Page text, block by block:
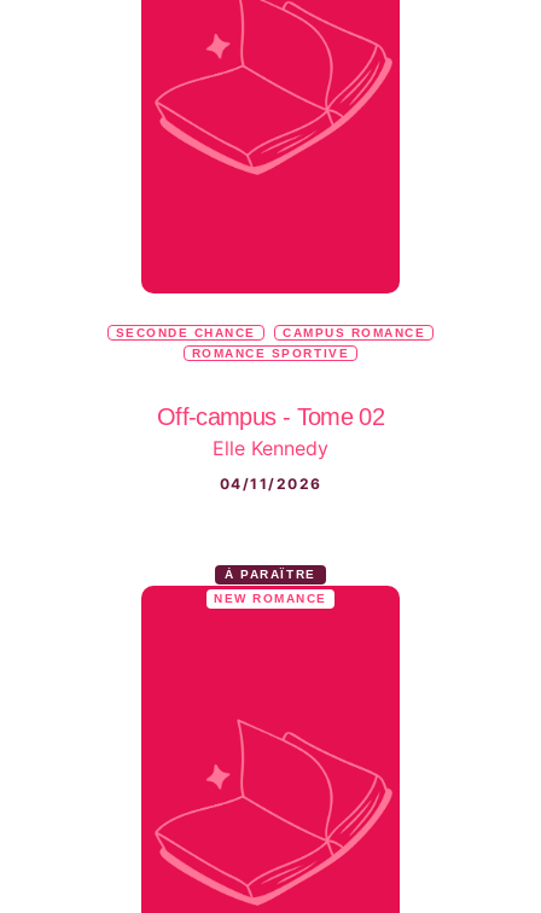
SECONDE CHANCE
CAMPUS ROMANCE
ROMANCE SPORTIVE
Off-campus - Tome 02
Elle Kennedy
04/11/2026
À PARAÎTRE
NEW ROMANCE